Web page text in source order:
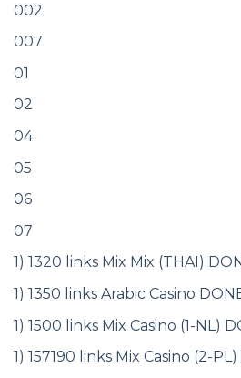
002
007
01
02
04
05
06
07
1) 1320 links Mix Mix (THAI)
1) 1350 links Arabic Casino
1) 1500 links Mix Casino (1-NL)
1) 157190 links Mix Casino (2-